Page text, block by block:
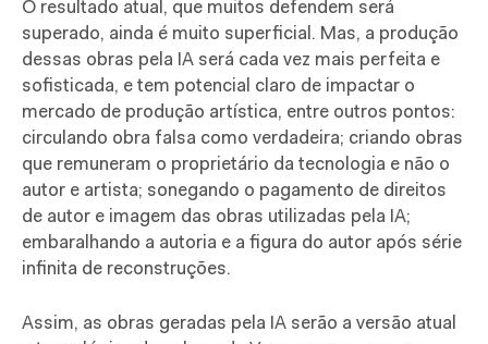
O resultado atual, que muitos defendem será
superado, ainda é muito superficial. Mas, a produção
dessas obras pela IA será cada vez mais perfeita e
sofisticada, e tem potencial claro de impactar o
mercado de produção artística, entre outros pontos:
circulando obra falsa como verdadeira; criando obras
que remuneram o proprietário da tecnologia e não o
autor e artista; sonegando o pagamento de direitos
de autor e imagem das obras utilizadas pela IA;
embaralhando a autoria e a figura do autor após série
infinita de reconstruções.
Assim, as obras geradas pela IA serão a versão atual